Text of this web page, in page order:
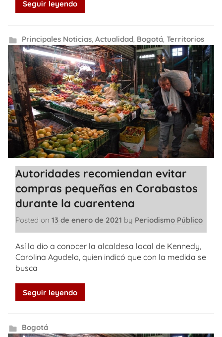
Seguir leyendo
Principales Noticias, Actualidad, Bogotá, Territorios
Autoridades recomiendan evitar
compras pequeñas en Corabastos
durante la cuarentena
Posted on 13 de enero de 2021 by Periodismo Público
Así lo dio a conocer la alcaldesa local de Kennedy,
Carolina Agudelo, quien indicó que con la medida se
busca
Seguir leyendo
Bogotá